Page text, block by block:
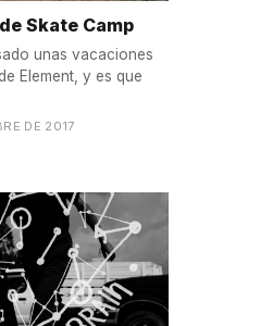
Skate Camp
unas vacaciones
Element, y es que
DE 2017